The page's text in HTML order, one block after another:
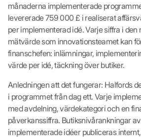
månaderna implementerade
levererade 759 000 £ i realiserat
per implementerad idé. Varje siffra i den
mätvärde som innovationsteamet kan
finanschefen: inlämningar,
värde per idé, täckning över butiker.
Anledningen att det fungerar: Halfords
i programmet från dag ett. Varje
med avdelning, värdekategori och en
påverkanssiffra. Butiksnivårankningar
implementerade idéer publiceras